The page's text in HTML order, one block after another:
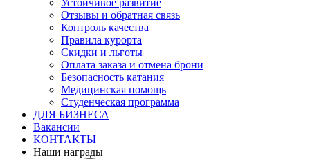
Устойчивое развитие
Отзывы и обратная связь
Контроль качества
Правила курорта
Скидки и льготы
Оплата заказа и отмена брони
Безопасность катания
Медицинская помощь
Студенческая программа
ДЛЯ БИЗНЕСА
Вакансии
КОНТАКТЫ
Наши награды